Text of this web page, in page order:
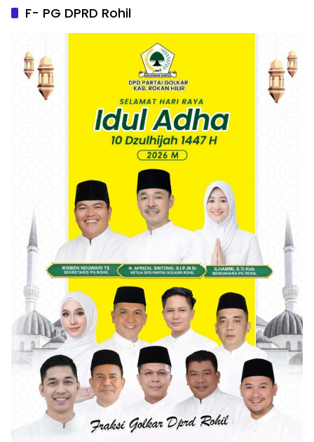
F- PG DPRD Rohil